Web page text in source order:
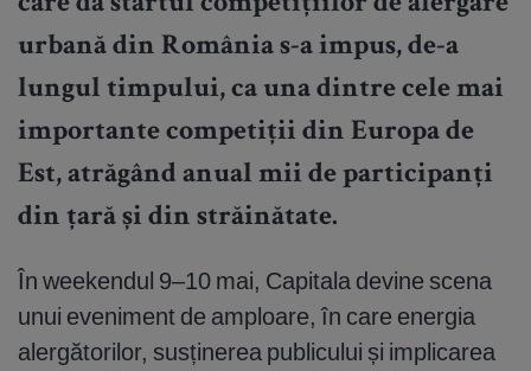
urbană din România s-a impus, de-a
lungul timpului, ca una dintre cele mai
importante competiții din Europa de
Est, atrăgând anual mii de participanți
din țară și din străinătate.
În weekendul 9–10 mai, Capitala devine scena
unui eveniment de amploare, în care energia
alergătorilor, susținerea publicului și implicarea